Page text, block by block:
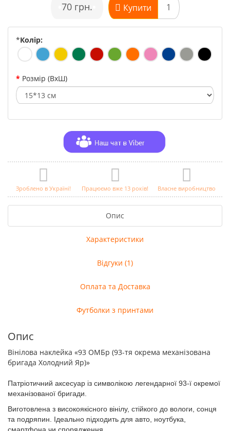
70 грн. Купити
*Колір:
Розмір (ВхШ)
Зроблено в Україні! Працюємо вже 13 років! Власне виробництво
Опис
Характеристики
Відгуки (1)
Оплата та Доставка
Футболки з принтами
Опис
Вінілова наклейка «93 ОМБр (93-тя окрема механізована
бригада Холодний Яр)»
Патріотичний аксесуар із символікою легендарної 93-ї окремої
механізованої бригади.
Виготовлена з високоякісного вінілу, стійкого до вологи, сонця
та подряпин. Ідеально підходить для авто, ноутбука,